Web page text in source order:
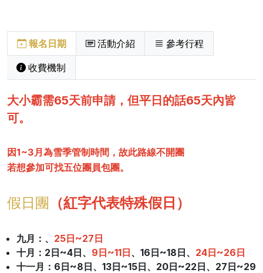
報名日期 活動介紹 參考行程
收費機制
大小霸需65天前申請，但平日的話65天內皆
可。
因1~3月為雪季管制時間，故此路線不開團
若想參加可找五位團員包團。
假日團 （紅字代表特殊假日）
九月：、 25日~27日
十月 ：2日~4日、 9日~11日、16日~18日、 24日~26日
十一月 ：6日~8日、13日~15日、20日~22日、27日~29